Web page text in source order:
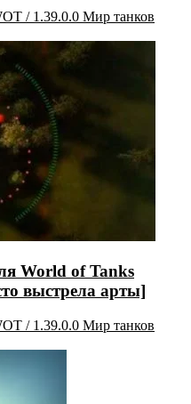
/ 1.39.0.0 Мир танков
World of Tanks
выстрела арты]
/ 1.39.0.0 Мир танков